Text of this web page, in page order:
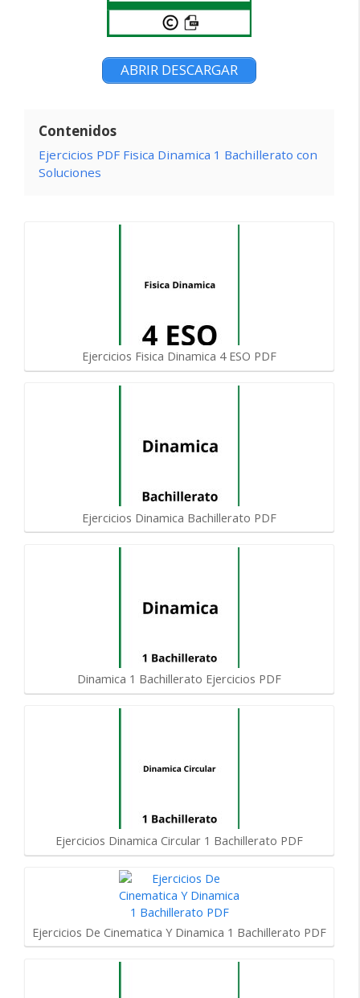
ABRIR DESCARGAR
Contenidos
Ejercicios PDF Fisica Dinamica 1 Bachillerato con
Soluciones
Ejercicios Fisica Dinamica 4 ESO PDF
Ejercicios Dinamica Bachillerato PDF
Dinamica 1 Bachillerato Ejercicios PDF
Ejercicios Dinamica Circular 1 Bachillerato PDF
Ejercicios De Cinematica Y Dinamica 1 Bachillerato PDF